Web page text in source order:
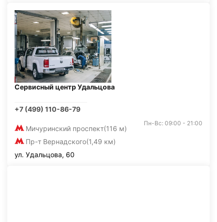
Сервисный центр Удальцова
+7 (499) 110-86-79
Мичуринский проспект(116 м)
Пр-т Вернадского(1,49 км)
Пн-Вс: 09:00 - 21:00
ул. Удальцова, 60